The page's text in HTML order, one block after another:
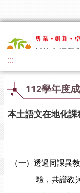
:::
112學年度
本土語文在地化
（一）透過同課異
驗，共譜教